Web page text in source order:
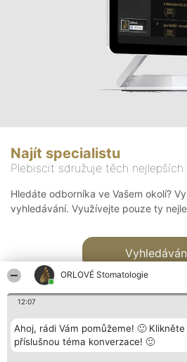
ORLOVÉ Stomatologie
12:07
Ahoj, rádi Vám pomůžeme! 🙂 Klikněte
příslušnou téma konverzace! 🙂
Najít specialistu
Plebiscit sdružuje těch nejlepších
Hledáte odborníka ve Vašem okolí?
vyhledávání. Využívejte pouze ty